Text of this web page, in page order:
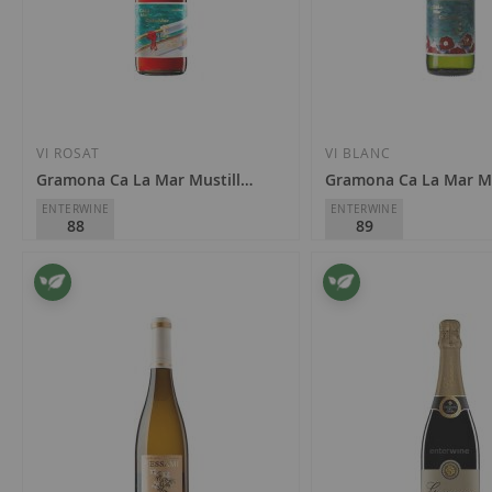
Afegir
llista
Afegir
llista
VI ROSAT
Gramona Ca La Mar Mustillant Rosat 2022
ENTERWINE
88
Gramona
D.O. Penedès
VI BLANC
Gramona Ca La Mar
ENTERWINE
89
Gramona
D.O. Penedès